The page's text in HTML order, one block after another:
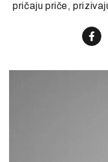
pričaju priče,